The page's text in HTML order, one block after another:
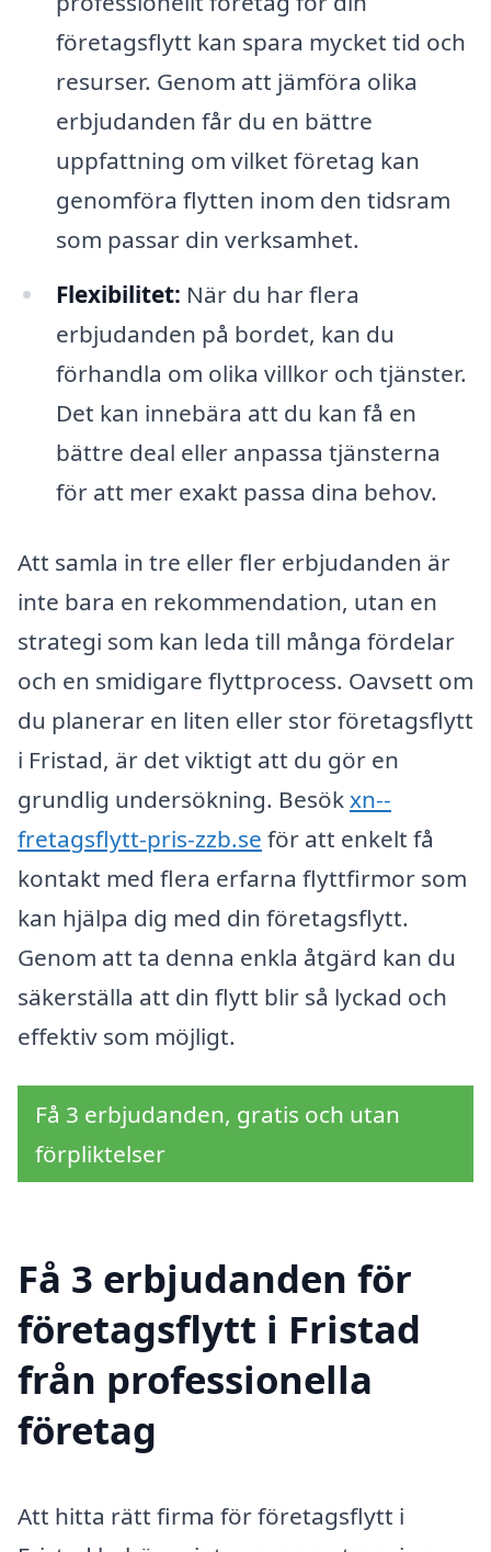
företagsflytt kan spara mycket tid och
resurser. Genom att jämföra olika
erbjudanden får du en bättre
uppfattning om vilket företag kan
genomföra flytten inom den tidsram
som passar din verksamhet.
Flexibilitet: När du har flera
erbjudanden på bordet, kan du
förhandla om olika villkor och tjänster.
Det kan innebära att du kan få en
bättre deal eller anpassa tjänsterna
för att mer exakt passa dina behov.
Att samla in tre eller fler erbjudanden är
inte bara en rekommendation, utan en
strategi som kan leda till många fördelar
och en smidigare flyttprocess. Oavsett om
du planerar en liten eller stor företagsflytt
i Fristad, är det viktigt att du gör en
grundlig undersökning. Besökxn--
fretagsflytt-pris-zzb.se för att enkelt få
kontakt med flera erfarna flyttfirmor som
kan hjälpa dig med din företagsflytt.
Genom att ta denna enkla åtgärd kan du
säkerställa att din flytt blir så lyckad och
effektiv som möjligt.
Få 3 erbjudanden, gratis och utan
förpliktelser
Få 3 erbjudanden för
företagsflytt i Fristad
från professionella
företag
Att hitta rätt firma för företagsflytt i